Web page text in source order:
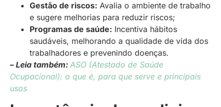
Gestão de riscos: Avalia o ambiente de trabalho
e sugere melhorias para reduzir riscos;
Programas de saúde: Incentiva hábitos
saudáveis, melhorando a qualidade de vida dos
trabalhadores e prevenindo doenças.
– Leia também: ASO (Atestado de Saúde
Ocupacional): o que é, para que serve e principais
usos